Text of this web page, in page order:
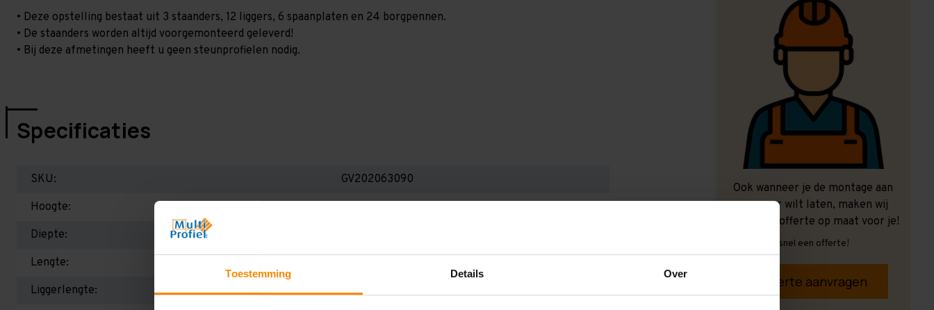
Toestemming Details Over
• Deze opstelling bestaat uit 3 staanders, 12 liggers, 6 spaanplaten en 24 borgpennen.
• De staanders worden altijd voorgemonteerd geleverd!
• Bij deze afmetingen heeft u geen steunprofielen nodig.
Specificaties
SKU:
GV202063090
Hoogte:
Diepte:
Lengte:
Liggerlengte:
900 mm
Ook wanneer je de montage aan
ons over wilt laten, maken wij
graag een offerte op maat voor je!
Vrijblijvend, snel een offerte!
Offerte aanvragen